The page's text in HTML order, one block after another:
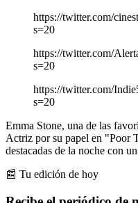
https://twitter.com/
s=20
https://twitter.com/
s=20
https://twitter.com/
s=20
Emma Stone, una de las
Actriz por su papel en "Poor
destacadas de la noche con
📰 Tu edición de hoy